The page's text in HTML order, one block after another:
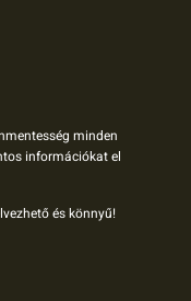
minden
információkat el
és könnyű!